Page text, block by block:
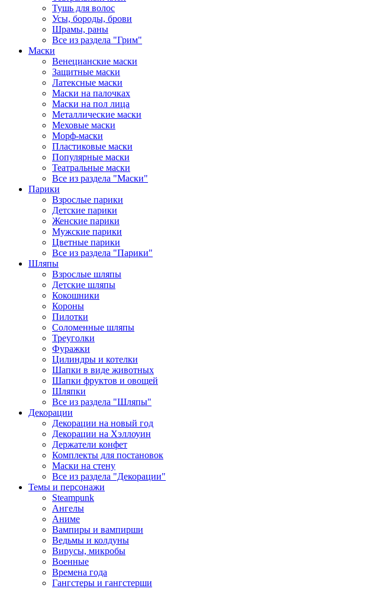
Тушь для волос
Усы, бороды, брови
Шрамы, раны
Все из раздела "Грим"
Маски
Венецианские маски
Защитные маски
Латексные маски
Маски на палочках
Маски на пол лица
Металлические маски
Меховые маски
Морф-маски
Пластиковые маски
Популярные маски
Театральные маски
Все из раздела "Маски"
Парики
Взрослые парики
Детские парики
Женские парики
Мужские парики
Цветные парики
Все из раздела "Парики"
Шляпы
Взрослые шляпы
Детские шляпы
Кокошники
Короны
Пилотки
Соломенные шляпы
Треуголки
Фуражки
Цилиндры и котелки
Шапки в виде животных
Шапки фруктов и овощей
Шляпки
Все из раздела "Шляпы"
Декорации
Декорации на новый год
Декорации на Хэллоуин
Держатели конфет
Комплекты для постановок
Маски на стену
Все из раздела "Декорации"
Темы и персонажи
Steampunk
Ангелы
Аниме
Вампиры и вампирши
Ведьмы и колдуны
Вирусы, микробы
Военные
Времена года
Гангстеры и гангстерши